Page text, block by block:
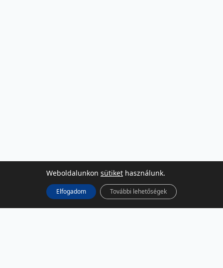
Weboldalunkon sütiket használunk.
Elfogadom További lehetőségek